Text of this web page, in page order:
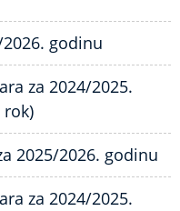
godinu
za 2024/2025.
2025/2026. godinu
za 2024/2025.